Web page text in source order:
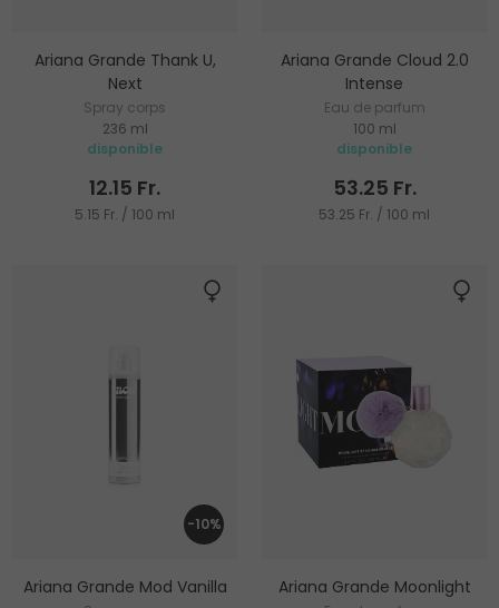
Ariana Grande Thank U,
Next
Spray corps
236 ml
disponible
12.15 Fr.
5.15 Fr. / 100 ml
Ariana Grande Cloud 2.0
Intense
Eau de parfum
100 ml
disponible
53.25 Fr.
53.25 Fr. / 100 ml
-10%
Ariana Grande Mod Vanilla Ariana Grande Moonlight